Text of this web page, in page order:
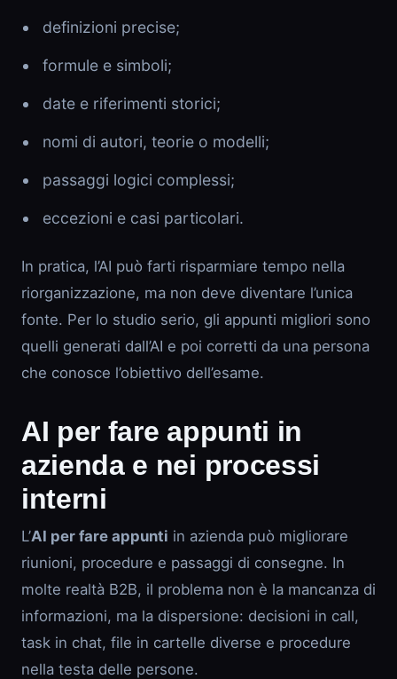
definizioni precise;
formule e simboli;
date e riferimenti storici;
nomi di autori, teorie o modelli;
passaggi logici complessi;
eccezioni e casi particolari.
In pratica, l’AI può farti risparmiare tempo nella
riorganizzazione, ma non deve diventare l’unica
fonte. Per lo studio serio, gli appunti migliori sono
quelli generati dall’AI e poi corretti da una persona
che conosce l’obiettivo dell’esame.
AI per fare appunti in
azienda e nei processi
interni
L’AI per fare appunti in azienda può migliorare
riunioni, procedure e passaggi di consegne. In
molte realtà B2B, il problema non è la mancanza di
informazioni, ma la dispersione: decisioni in call,
task in chat, file in cartelle diverse e procedure
nella testa delle persone.